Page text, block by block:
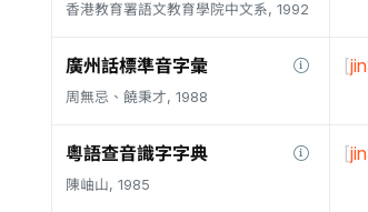
香港教育署語文教育學院中文系, 1992
廣州話標準音字彙
周無忌、饒秉才, 1988
[
粵語查音識字字典
陳岫山, 1985
[